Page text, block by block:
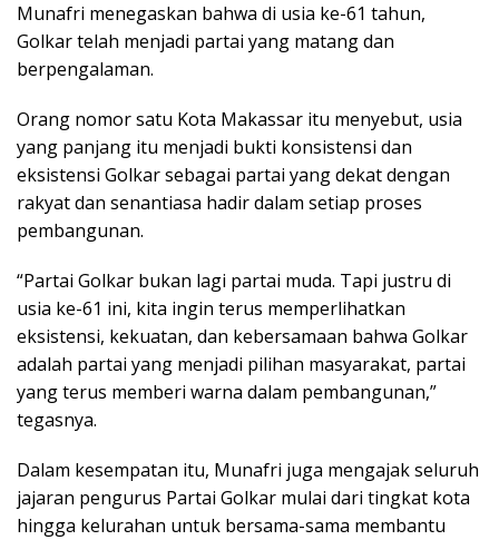
Munafri menegaskan bahwa di usia ke-61 tahun,
Golkar telah menjadi partai yang matang dan
berpengalaman.
Orang nomor satu Kota Makassar itu menyebut, usia
yang panjang itu menjadi bukti konsistensi dan
eksistensi Golkar sebagai partai yang dekat dengan
rakyat dan senantiasa hadir dalam setiap proses
pembangunan.
“Partai Golkar bukan lagi partai muda. Tapi justru di
usia ke-61 ini, kita ingin terus memperlihatkan
eksistensi, kekuatan, dan kebersamaan bahwa Golkar
adalah partai yang menjadi pilihan masyarakat, partai
yang terus memberi warna dalam pembangunan,”
tegasnya.
Dalam kesempatan itu, Munafri juga mengajak seluruh
jajaran pengurus Partai Golkar mulai dari tingkat kota
hingga kelurahan untuk bersama-sama membantu